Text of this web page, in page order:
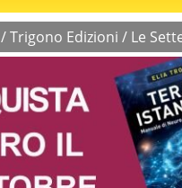
/Trigono Edizioni / Le